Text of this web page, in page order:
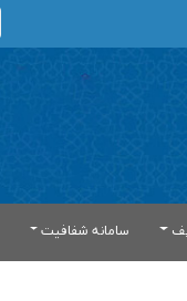
سامانه شفافیت